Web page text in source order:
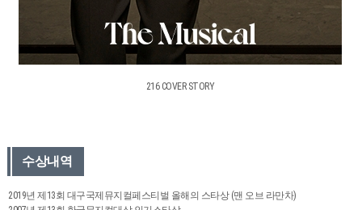
216 COVER STORY
수상내역
2019년 제13회 대구국제뮤지컬페스티벌 올해의 스타상 (맨 오브 라만차)